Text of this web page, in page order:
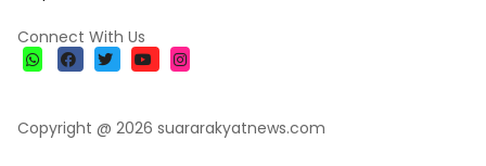
Connect With Us
Copyright @ 2026 suararakyatnews.com